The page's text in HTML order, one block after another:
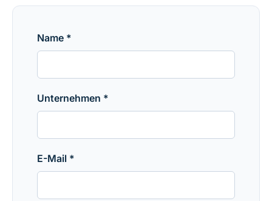
Name *
Unternehmen *
E-Mail *